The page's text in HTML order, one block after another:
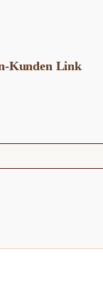
Kunden Link